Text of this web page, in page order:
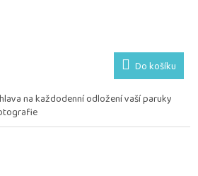
Do košíku
na každodenní odložení vaší paruky